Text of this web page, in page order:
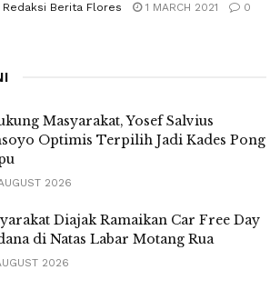
Redaksi Berita Flores 1 MARCH 2021 0
Masyarakat, Yosef Salvius
Optimis Terpilih Jadi Kades Pong
2026
Diajak Ramaikan Car Free Day
di Natas Labar Motang Rua
2026